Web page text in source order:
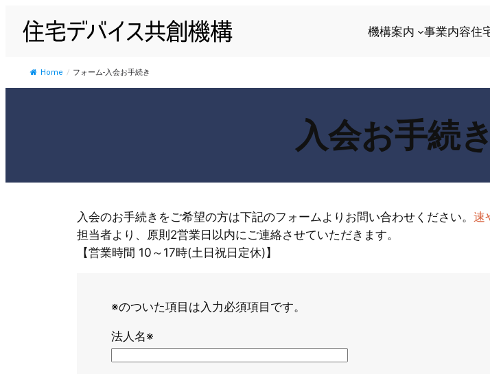
キ
機構案内 事業内容住
Home / フォーム-入会お手続き
入会お手続
入会のお手続きをご希望の方は下記のフォームよりお問い合わせください。 速
担当者より、原則2営業日以内にご連絡させていただきます。
【営業時間 10～17時(土日祝日定休)】
※のついた項目は入力必須項目です。
法人名※